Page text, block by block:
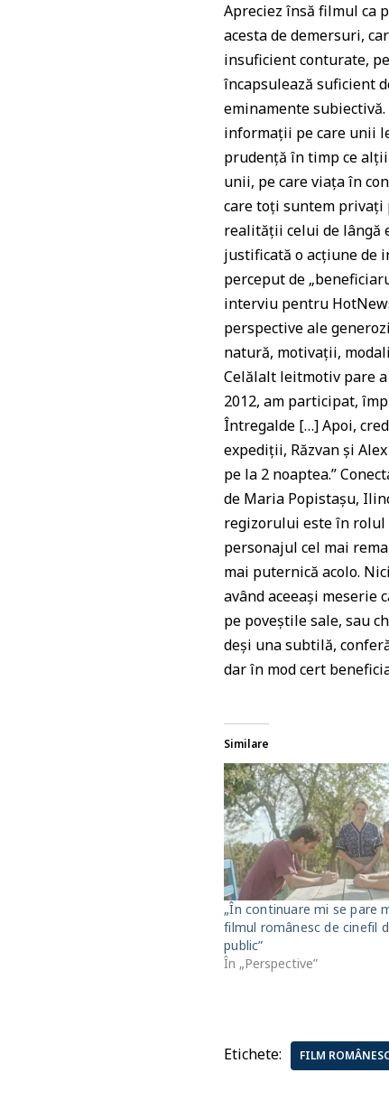
Apreciez însă filmul ca
acesta de demersuri,
insuficient conturate,
încapsulează suficient
eminamente
informații pe care unii
prudență în timp ce
unii, pe care viața în
care toți suntem privați
realității celui de lângă
justificată o acțiune de
perceput de
interviu pentru
perspective ale
natură, motivații,
Celălalt leitmotiv pare
2012, am participat,
Întregalde […] Apoi,
expediții, Răzvan și
pe la 2 noaptea.”
de Maria Popistașu,
regizorului este în rolul
personajul cel mai
mai puternică acolo.
având aceeași
pe poveștile sale, sau
deși una subtilă,
dar în mod cert
Similare
„În continuare mi se pare
filmul românesc de cinefil
public”
În „Perspective”
Etichete: FILM